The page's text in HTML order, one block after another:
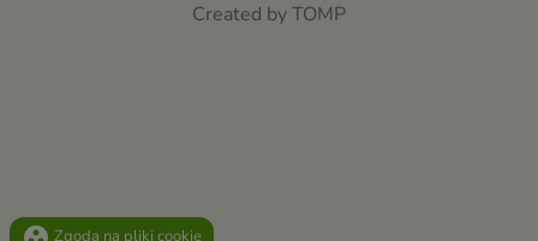
Created by TOMP
Zgoda na pliki cookie